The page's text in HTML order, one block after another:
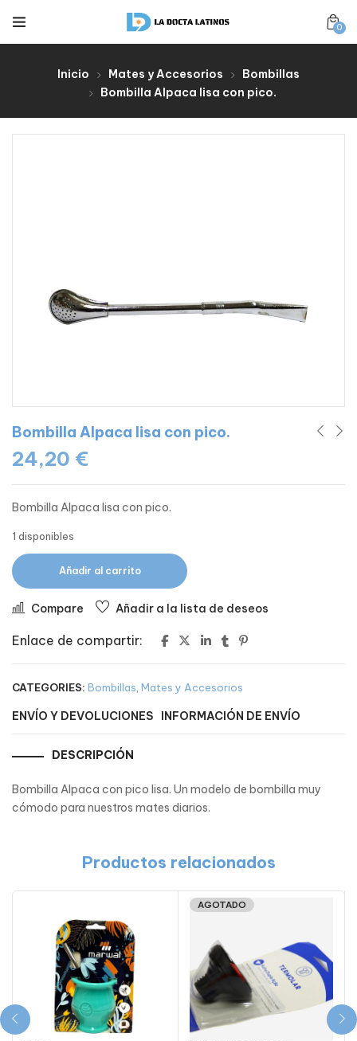
0
Inicio Mates y Accesorios
Bombillas
Bombilla Alpaca lisa con pico.
Bombilla Alpaca lisa con pico.
24,20 €
Bombilla Alpaca lisa con pico.
1 disponibles
Añadir al carrito
Compare Añadir a la lista de deseos
Enlace de compartir:
CATEGORIES: Bombillas Mates y Accesorios
ENVÍO Y DEVOLUCIONES INFORMACIÓN DE ENVÍO
DESCRIPCIÓN
Bombilla Alpaca con pico lisa. Un modelo de bombilla muy
cómodo para nuestros mates diarios.
Productos relacionados
AGOTADO